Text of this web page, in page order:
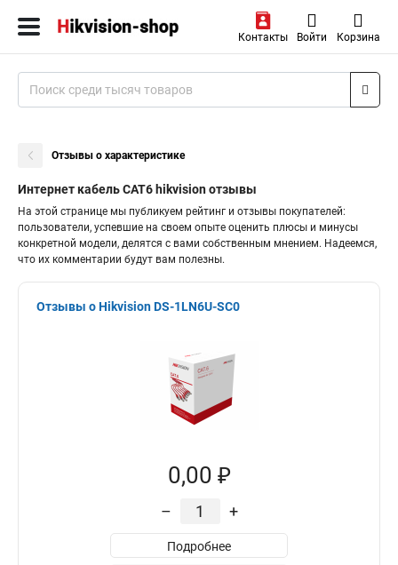
Контакты Войти Корзина
Отзывы о характеристике
Интернет кабель CAT6 hikvision отзывы
На этой странице мы публикуем рейтинг и отзывы покупателей:
пользователи, успевшие на своем опыте оценить плюсы и минусы
конкретной модели, делятся с вами собственным мнением. Надеемся,
что их комментарии будут вам полезны.
Отзывы о Hikvision DS-1LN6U-SC0
0,00 ₽
– +
Подробнее